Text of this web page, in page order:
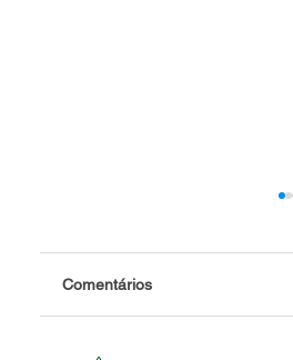
Comentários